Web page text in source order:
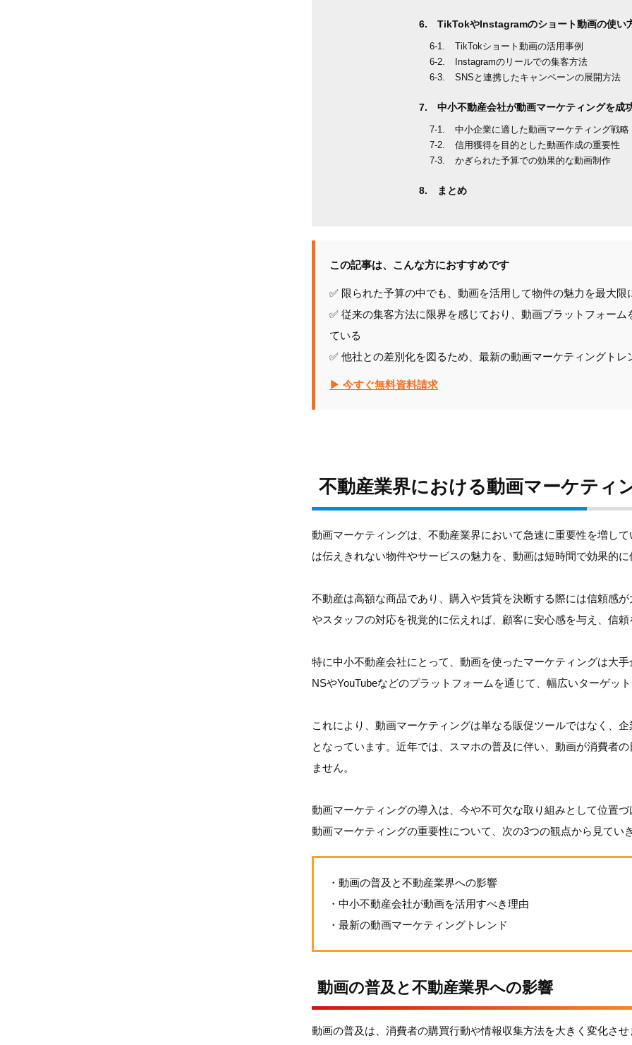
TikTokやInstagramのショート動画の使い
TikTokショート動画の活用事例
Instagramのリールでの集客方法
SNSと連携したキャンペーンの展開方法
中小不動産会社が動画マーケティングを成
中小企業に適した動画マーケティング戦略
信用獲得を目的とした動画作成の重要性
かぎられた予算での効果的な動画制作
まとめ
この記事は、こんな方におすすめです
✅ 限られた予算の中でも、動画を活用して物件の魅力を最大
✅ 従来の集客方法に限界を感じており、動画プラットフォー
ている
✅ 他社との差別化を図るため、最新の動画マーケティングト
▶ 今すぐ無料資料請求
不動産業界における動画マーケティ
動画マーケティングは、不動産業界において急速に重要性を増し
は伝えきれない物件やサービスの魅力を、動画は短時間で効果的に
不動産は高額な商品であり、購入や賃貸を決断する際には信頼感
やスタッフの対応を視覚的に伝えれば、顧客に安心感を与え、信頼
特に中小不動産会社にとって、動画を使ったマーケティングは大
NSやYouTubeなどのプラットフォームを通じて、幅広いターゲッ
これにより、動画マーケティングは単なる販促ツールではなく、
となっています。近年では、スマホの普及に伴い、動画が消費者
ません。
動画マーケティングの導入は、今や不可欠な取り組みとして位置
動画マーケティングの重要性について、次の3つの観点から見てい
・動画の普及と不動産業界への影響
・中小不動産会社が動画を活用すべき理由
・最新の動画マーケティングトレンド
動画の普及と不動産業界への影響
動画の普及は、消費者の購買行動や情報収集方法を大きく変化さ